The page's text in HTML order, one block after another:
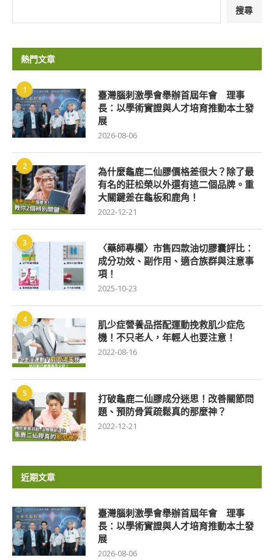
搜尋
熱門文章
1
臺灣腦刺激學會舉辦首屆年會 理事
長：以學術實證與人才培育推動本土發
展
2026-08-06
2
為什麼龜鹿二仙膠價格差很大？除了最
有名的莊松榮以外還有這二個品牌。重
大關鍵差在龜板和鹿角！
2022-12-21
3
〈藥師專欄〉市售四款油切膠囊評比：
成分功效、副作用、適合族群與注意事
項！
2025-10-23
4
肌少症營養品搭配運動挽救肌少症危
機！不只老人，年輕人也要注意！
2022-08-16
5
打破龜鹿二仙膠成分迷思！改善關節問
題、預防骨質疏鬆真的那麼神？
2022-12-21
近期文章
臺灣腦刺激學會舉辦首屆年會 理事
長：以學術實證與人才培育推動本土發
展
2026-08-06